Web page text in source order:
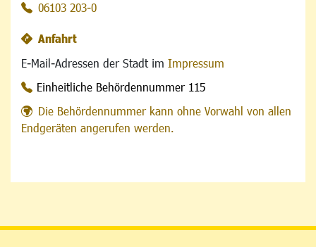
06103 203-0
Anfahrt
E-Mail-Adressen der Stadt im Impressum
Einheitliche Behördennummer 115
Die Behördennummer kann ohne Vorwahl von allen
Endgeräten angerufen werden.